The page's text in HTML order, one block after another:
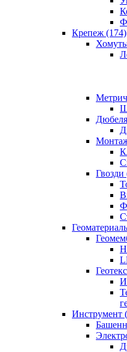
Крепеж (174)
Гвозди
Инструмент